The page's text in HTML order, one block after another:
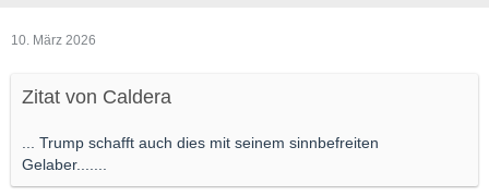
10. März 2026
Zitat von Caldera
... Trump schafft auch dies mit seinem sinnbefreiten
Gelaber.......